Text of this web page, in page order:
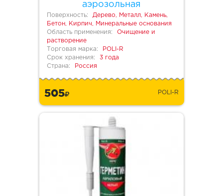
аэрозольная
Поверхность:
Дерево, Металл, Камень,
Бетон, Кирпич, Минеральные основания
Область применения:
Очищение и
растворение
Торговая марка:
POLI-R
Срок хранения:
3 года
Страна:
Россия
505 POLI-R